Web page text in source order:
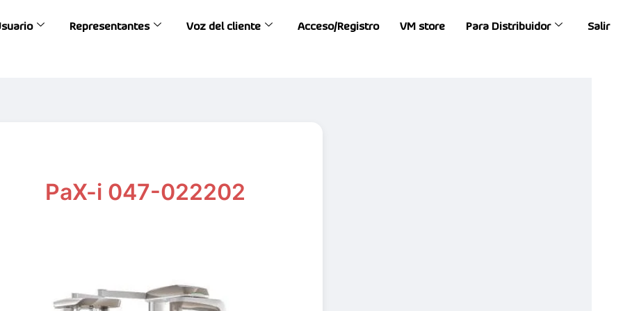
Representantes Voz del cliente Acceso/Registro VM store Para Distribuidor Salir
PaX-i 047-022202